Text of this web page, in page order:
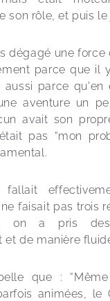
son rôle, et puis le
dégagé une
parce que il
aussi parce qu'en
aventure un
avait son
pas “mon
faisait pas trois
on a pris des
et de manière
que :
animées, le